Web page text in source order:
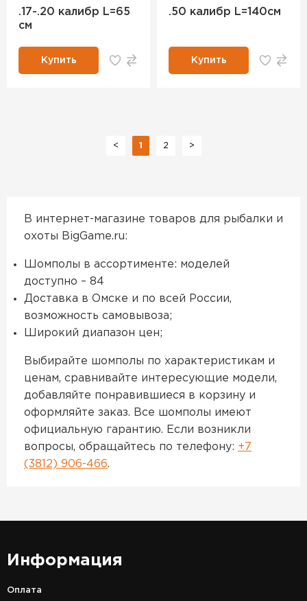
.17-.20 калибр L=65
см
Купить
.50 калибр L=140см
Купить
< 1 2 >
В интернет-магазине товаров для рыбалки и
охоты BigGame.ru:
Шомполы в ассортименте: моделей
доступно – 84
Доставка в Омске и по всей России,
возможность самовывоза;
Широкий диапазон цен;
Выбирайте шомполы по характеристикам и
ценам, сравнивайте интересующие модели,
добавляйте понравившиеся в корзину и
оформляйте заказ. Все шомполы имеют
официальную гарантию. Если возникли
вопросы, обращайтесь по телефону: +7
(3812) 906-466.
Информация
Оплата